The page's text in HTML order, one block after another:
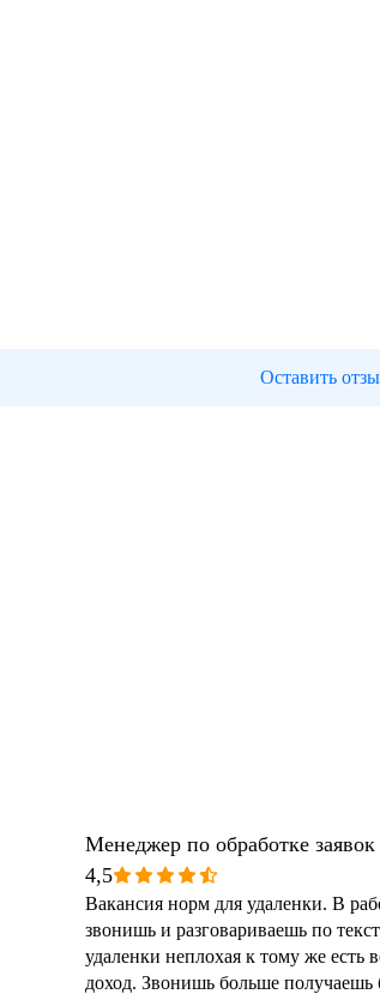
Оставить
Менеджер по обработке заявок
4,5
Вакансия норм для удаленки. В
звонишь и разговариваешь по
удаленки неплохая к тому же есть
доход. Звонишь больше